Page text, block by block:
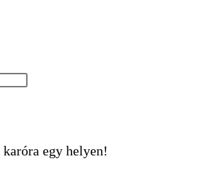
egy helyen!